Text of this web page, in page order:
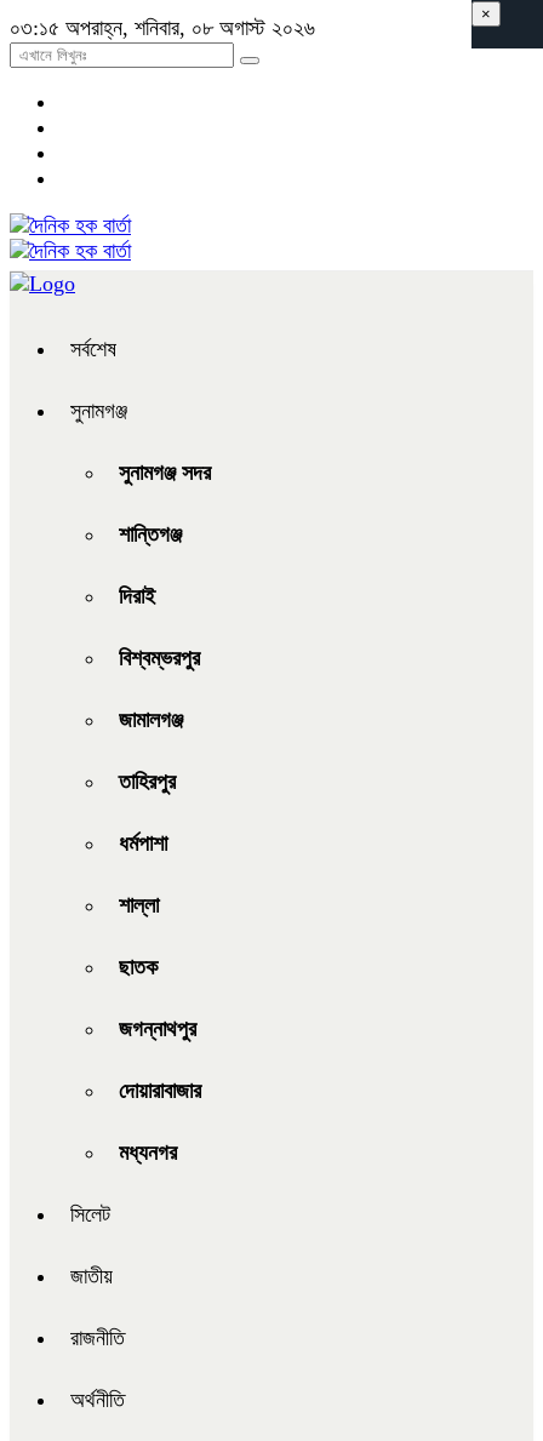
০৩:১৫ অপরাহ্ন, শনিবার, ০৮ অগাস্ট ২০২৬
সর্বশেষ
সুনামগঞ্জ
সুনামগঞ্জ সদর
শান্তিগঞ্জ
দিরাই
বিশ্বম্ভরপুর
জামালগঞ্জ
তাহিরপুর
ধর্মপাশা
শাল্লা
ছাতক
জগন্নাথপুর
দোয়ারাবাজার
মধ্যনগর
সিলেট
জাতীয়
রাজনীতি
অর্থনীতি
×